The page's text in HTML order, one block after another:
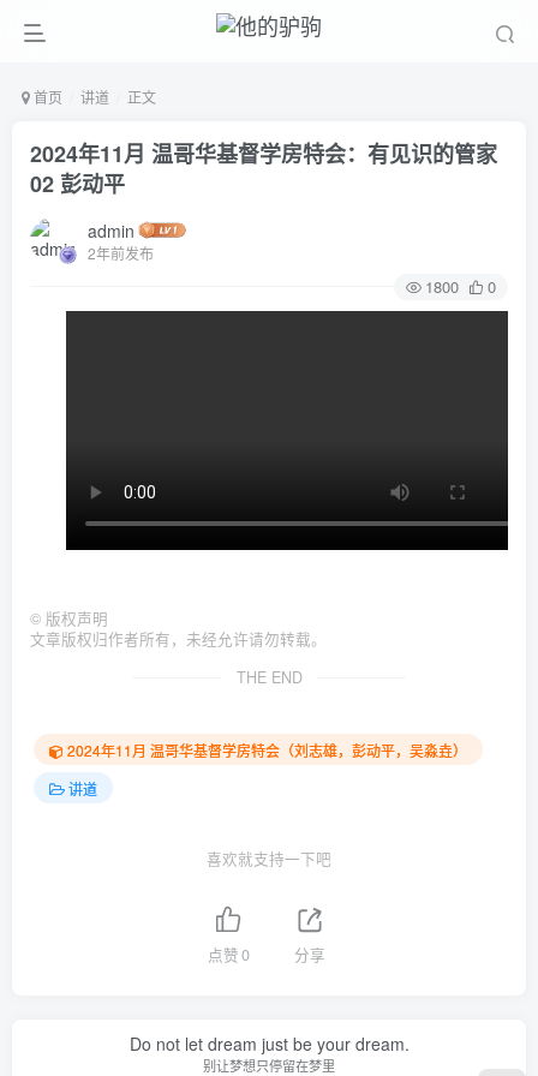
首页 讲道 正文
2024年11月 温哥华基督学房特会：有见识的管家
02 彭动平
admin
2年前发布
1800 0
© 版权声明
文章版权归作者所有，未经允许请勿转载。
THE END
2024年11月 温哥华基督学房特会（刘志雄，彭动平，吴淼垚）
讲道
喜欢就支持一下吧
点赞0 分享
Do not let dream just be your dream.
别让梦想只停留在梦里